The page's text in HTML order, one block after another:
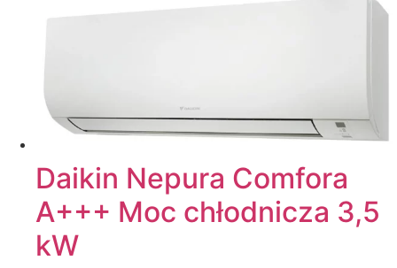
Daikin Nepura Comfora
A+++ Moc chłodnicza 3,5
kW